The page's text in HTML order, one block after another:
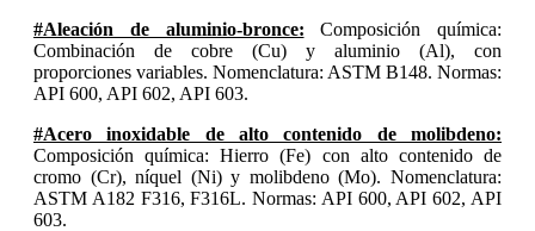
#Aleación de aluminio-bronce: Composición química:
Combinación de cobre (Cu) y aluminio (Al), con
proporciones variables. Nomenclatura: ASTM B148. Normas:
API 600, API 602, API 603.
#Acero inoxidable de alto contenido de molibdeno:
Composición química: Hierro (Fe) con alto contenido de
cromo (Cr), níquel (Ni) y molibdeno (Mo). Nomenclatura:
ASTM A182 F316, F316L. Normas: API 600, API 602, API
603.